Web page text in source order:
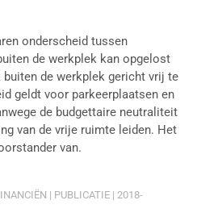
onderscheid tussen
de werkplek kan opgelost
de werkplek gericht vrij te
geldt voor parkeerplaatsen en
de budgettaire neutraliteit
van de vrije ruimte leiden. Het
van.
| PUBLICATIE | 2018-